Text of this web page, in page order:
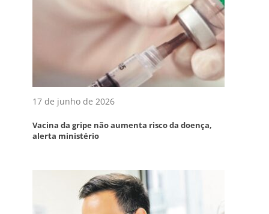
17 de junho de 2026
Vacina da gripe não aumenta risco da doença,
alerta ministério